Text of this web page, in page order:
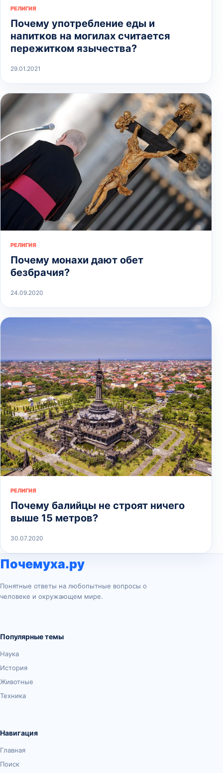
РЕЛИГИЯ
Почему употребление еды и
напитков на могилах считается
пережитком язычества?
29.01.2021
РЕЛИГИЯ
Почему монахи дают обет
безбрачия?
24.09.2020
РЕЛИГИЯ
Почему балийцы не строят ничего
выше 15 метров?
30.07.2020
Почемуха.ру
Понятные ответы на любопытные вопросы о
человеке и окружающем мире.
Популярные темы
Наука
История
Животные
Техника
Навигация
Главная
Поиск